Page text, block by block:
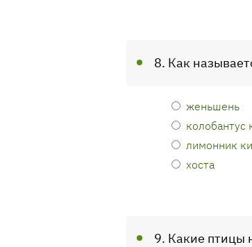
8. Как
женьшень
колобантус
лимонник
хоста
9. Какие птицы